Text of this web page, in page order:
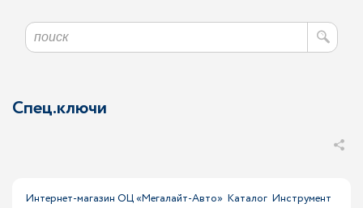
Спец.ключи
Интернет-магазин ОЦ «Мегалайт-Авто» Каталог Инструмент